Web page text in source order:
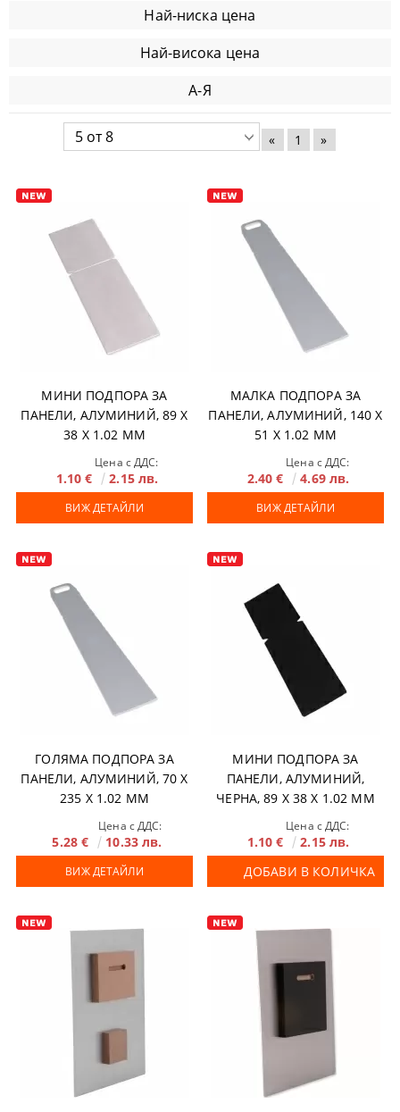
Най-ниска цена
Най-висока цена
А-Я
« 1 »
МИНИ ПОДПОРА ЗА
ПАНЕЛИ, АЛУМИНИЙ, 89 X
38 Х 1.02 MM
Цена с ДДС:
1.10 € 2.15 лв.
ВИЖ ДЕТАЙЛИ
МАЛКА ПОДПОРА ЗА
ПАНЕЛИ, АЛУМИНИЙ, 140 X
51 Х 1.02 MM
Цена с ДДС:
2.40 € 4.69 лв.
ВИЖ ДЕТАЙЛИ
ГОЛЯМА ПОДПОРА ЗА
ПАНЕЛИ, АЛУМИНИЙ, 70 X
235 Х 1.02 MM
Цена с ДДС:
5.28 € 10.33 лв.
ВИЖ ДЕТАЙЛИ
МИНИ ПОДПОРА ЗА
ПАНЕЛИ, АЛУМИНИЙ,
ЧЕРНА, 89 X 38 Х 1.02 MM
Цена с ДДС:
1.10 €
2.15 лв.
ДОБАВИ В КОЛИЧКА